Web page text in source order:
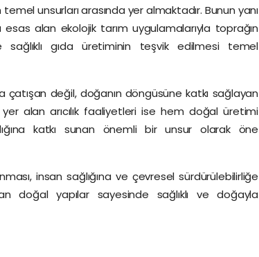
unsurları arasında yer almaktadır. Bunun yanı
alan ekolojik tarım uygulamalarıyla toprağın
sağlıklı gıda üretiminin teşvik edilmesi temel
çatışan değil, doğanın döngüsüne katkı sağlayan
alan arıcılık faaliyetleri ise hem doğal üretimi
katkı sunan önemli bir unsur olarak öne
insan sağlığına ve çevresel sürdürülebilirliğe
doğal yapılar sayesinde sağlıklı ve doğayla